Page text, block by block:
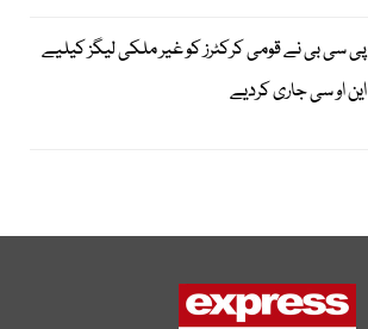
پی سی بی نے قومی کرکٹرز کو غیر ملکی لیگز کیلیے
این او سی جاری کردیے